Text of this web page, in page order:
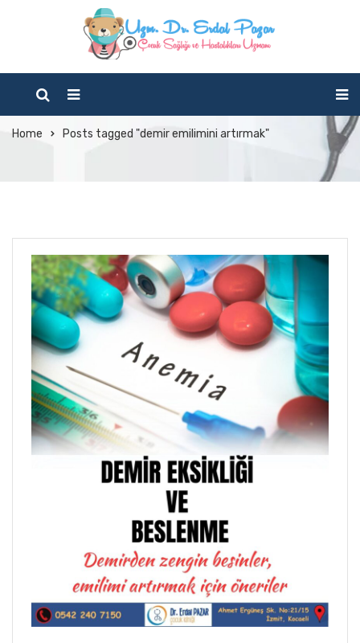
Tag Archives: demir
emilimini artırmak
Home Posts tagged "demir emilimini artırmak"